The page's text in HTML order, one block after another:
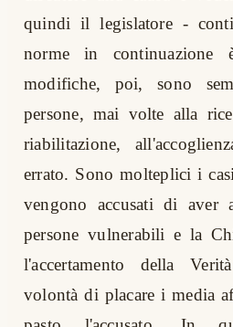
quindi il legislatore -
norme in continuazione
modifiche, poi, sono
persone, mai volte alla
riabilitazione,
errato. Sono molteplici i
vengono accusati di aver
persone vulnerabili e la
l'accertamento della
volontà di placare i media